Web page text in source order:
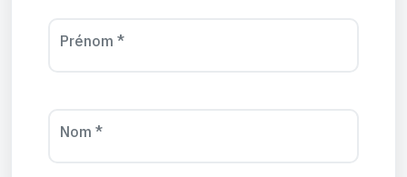
Prénom *
Nom *